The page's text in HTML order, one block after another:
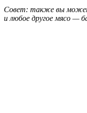
Совет: также вы
и любое другое мясо —